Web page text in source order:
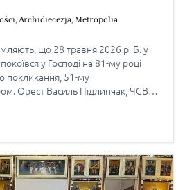
, Archidiecezja, Metropolia
що 28 травня 2026 р. Б. у
у Господі на 81-му році
покликання, 51-му
Орест Василь Підлипчак, ЧСВВ
Польщі. Вічна йому пам’ять!
ПОНЕДІЛОК (1 червня) […]